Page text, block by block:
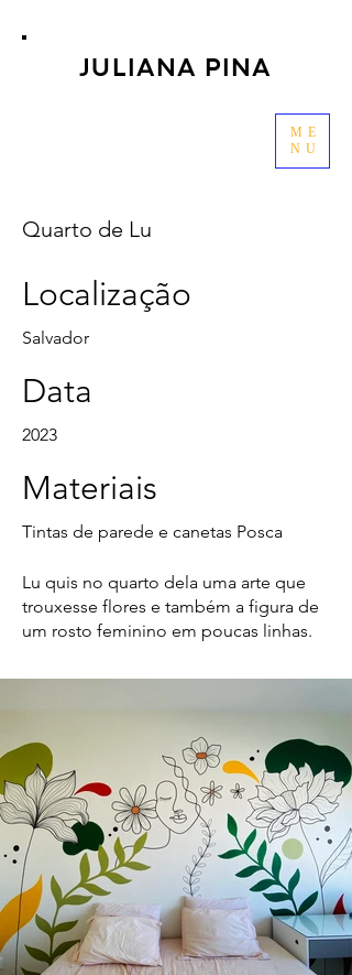
JULIANA PINA
ME
NU
Quarto de Lu
Localização
Salvador
Data
2023
Materiais
Tintas de parede e canetas Posca
Lu quis no quarto dela uma arte que
trouxesse flores e também a figura de
um rosto feminino em poucas linhas.